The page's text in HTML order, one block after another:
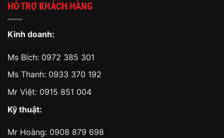
HỖ TRỢ KHÁCH HÀNG
Kinh doanh:
Ms Bích: 0972 385 301
Ms Thanh: 0933 370 192
Mr Việt: 0915 851 004
Kỹ thuật:
Mr Hoàng: 0908 879 698